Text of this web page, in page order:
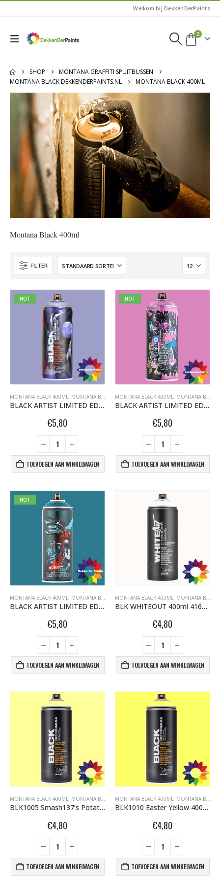
Welkom bij DekkenDerPaints
0
SHOP
MONTANA GRAFFITI SPUITBUSSEN
MONTANA BLACK DEKKENDERPAINTS.NL
MONTANA BLACK 400ML
Montana Black 400ml
FILTER
HOT
MONTANA BLACK 400ML, MONTANA BLACK DEKKENDERPAINTS.NL ,MONTANA
BLACK ARTIST LIMITED EDITION 26 JEROO BLK 4320 BRUNHILDE 400ml 101645
€5,80
TOEVOEGEN AAN WINKELWAGEN
HOT
MONTANA BLACK 400ML, MONTANA BLACK DEKKENDERPAINTS.NL
BLACK ARTIST LIMITED EDITION 27 CLAW MONEY BLK 3120 Pink Cadillac 400ml 102385 NIEUW OP = OP
€5,80
TOEVOEGEN AAN WINKELWAGEN
HOT
MONTANA BLACK 400ML, MONTANA BLACK DEKKENDERPAINTS.NL ,MONTANA
BLACK ARTIST LIMITED EDITION 29 BLK 6170 Bond Truluv 400ml 107254 NIEUW OP = OP
€5,80
TOEVOEGEN AAN WINKELWAGEN
MONTANA BLACK 400ML, MONTANA BLACK DEKKENDERPAINTS.NL
BLK WHITEOUT 400ml 416200
€4,80
TOEVOEGEN AAN WINKELWAGEN
MONTANA BLACK 400ML, MONTANA BLACK DEKKENDERPAINTS.NL ,MONTANA
BLK1005 Smash137’s Potatoes 400ml 289941
€4,80
TOEVOEGEN AAN WINKELWAGEN
MONTANA BLACK 400ML, MONTANA BLACK DEKKENDERPAINTS.NL
BLK1010 Easter Yellow 400ml 263453
€4,80
TOEVOEGEN AAN WINKELWAGEN